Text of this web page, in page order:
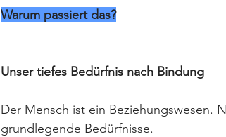
Warum passiert das?
Unser tiefes Bedürfnis nach Bindung
Der Mensch ist ein Beziehungswesen.
grundlegende Bedürfnisse.